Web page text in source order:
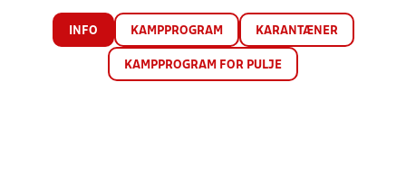
INFO KAMPPROGRAM KARANTÆNER
KAMPPROGRAM FOR PULJE